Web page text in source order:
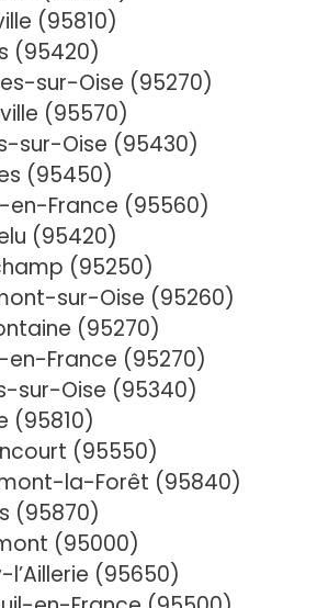
(95810)
(95420)
sur-Oise (95270)
(95570)
sur-Oise (95430)
(95450)
en-France (95560)
(95420)
(95250)
sur-Oise (95260)
(95270)
en-France (95270)
sur-Oise (95340)
(95810)
(95550)
la-Forêt (95840)
(95870)
(95000)
(95650)